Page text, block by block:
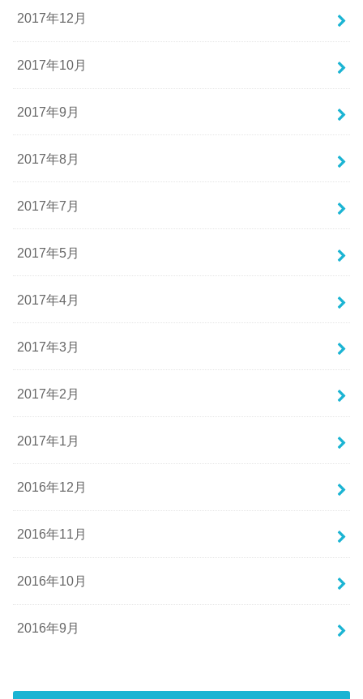
2017年12月
2017年10月
2017年9月
2017年8月
2017年7月
2017年5月
2017年4月
2017年3月
2017年2月
2017年1月
2016年12月
2016年11月
2016年10月
2016年9月